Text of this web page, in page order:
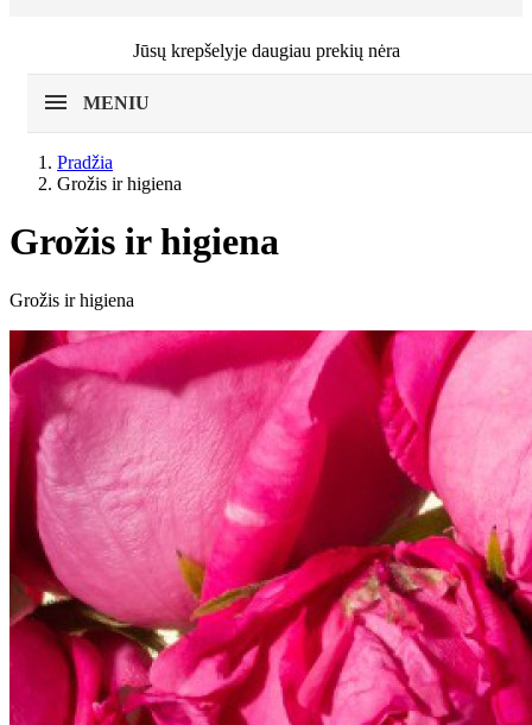
Jūsų krepšelyje daugiau prekių nėra
MENIU
Pradžia
Grožis ir higiena
Gyvenimo būdas
ES žemės ūkis?
Kaina
Grožis ir higiena
Grožis ir higiena